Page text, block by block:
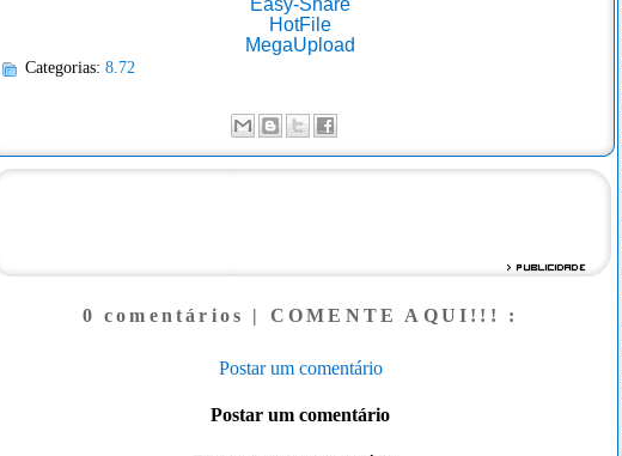
Easy-Share
HotFile
MegaUpload
Categorias: 8.72
0 comentários | COMENTE AQUI!!! :
Postar um comentário
Postar um comentário